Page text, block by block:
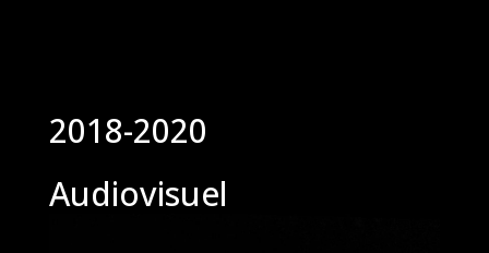
2018-2020
Audiovisuel